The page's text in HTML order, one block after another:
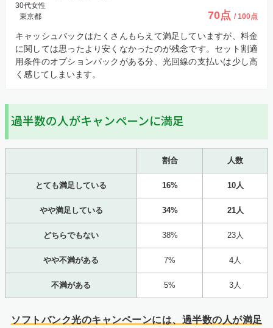
30代女性
東京都
70点 / 100点
キャッシュバックはたくさんもらえて満足していますが、料金
に関しては思ったより安くなかったのが残念です。セット割適
用条件のオプションパックがある分、光回線の支払いは少し高
く感じてしまいます。
過半数の人がキャンペーンに満足
割合 人数
とても満足している 16% 10人
やや満足している 34% 21人
どちらでもない 38% 23人
やや不満がある 7% 4人
不満がある 5% 3人
ソフトバンク光のキャンペーンには、過半数の人が満足